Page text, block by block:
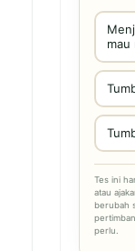
mau
Tes ini
atau
berubah
perlu.